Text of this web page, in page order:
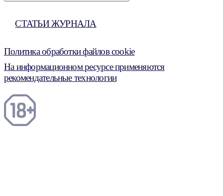
СТАТЬИ ЖУРНАЛА
Политика обработки файлов cookie
На информационном ресурсе применяются
рекомендательные технологии